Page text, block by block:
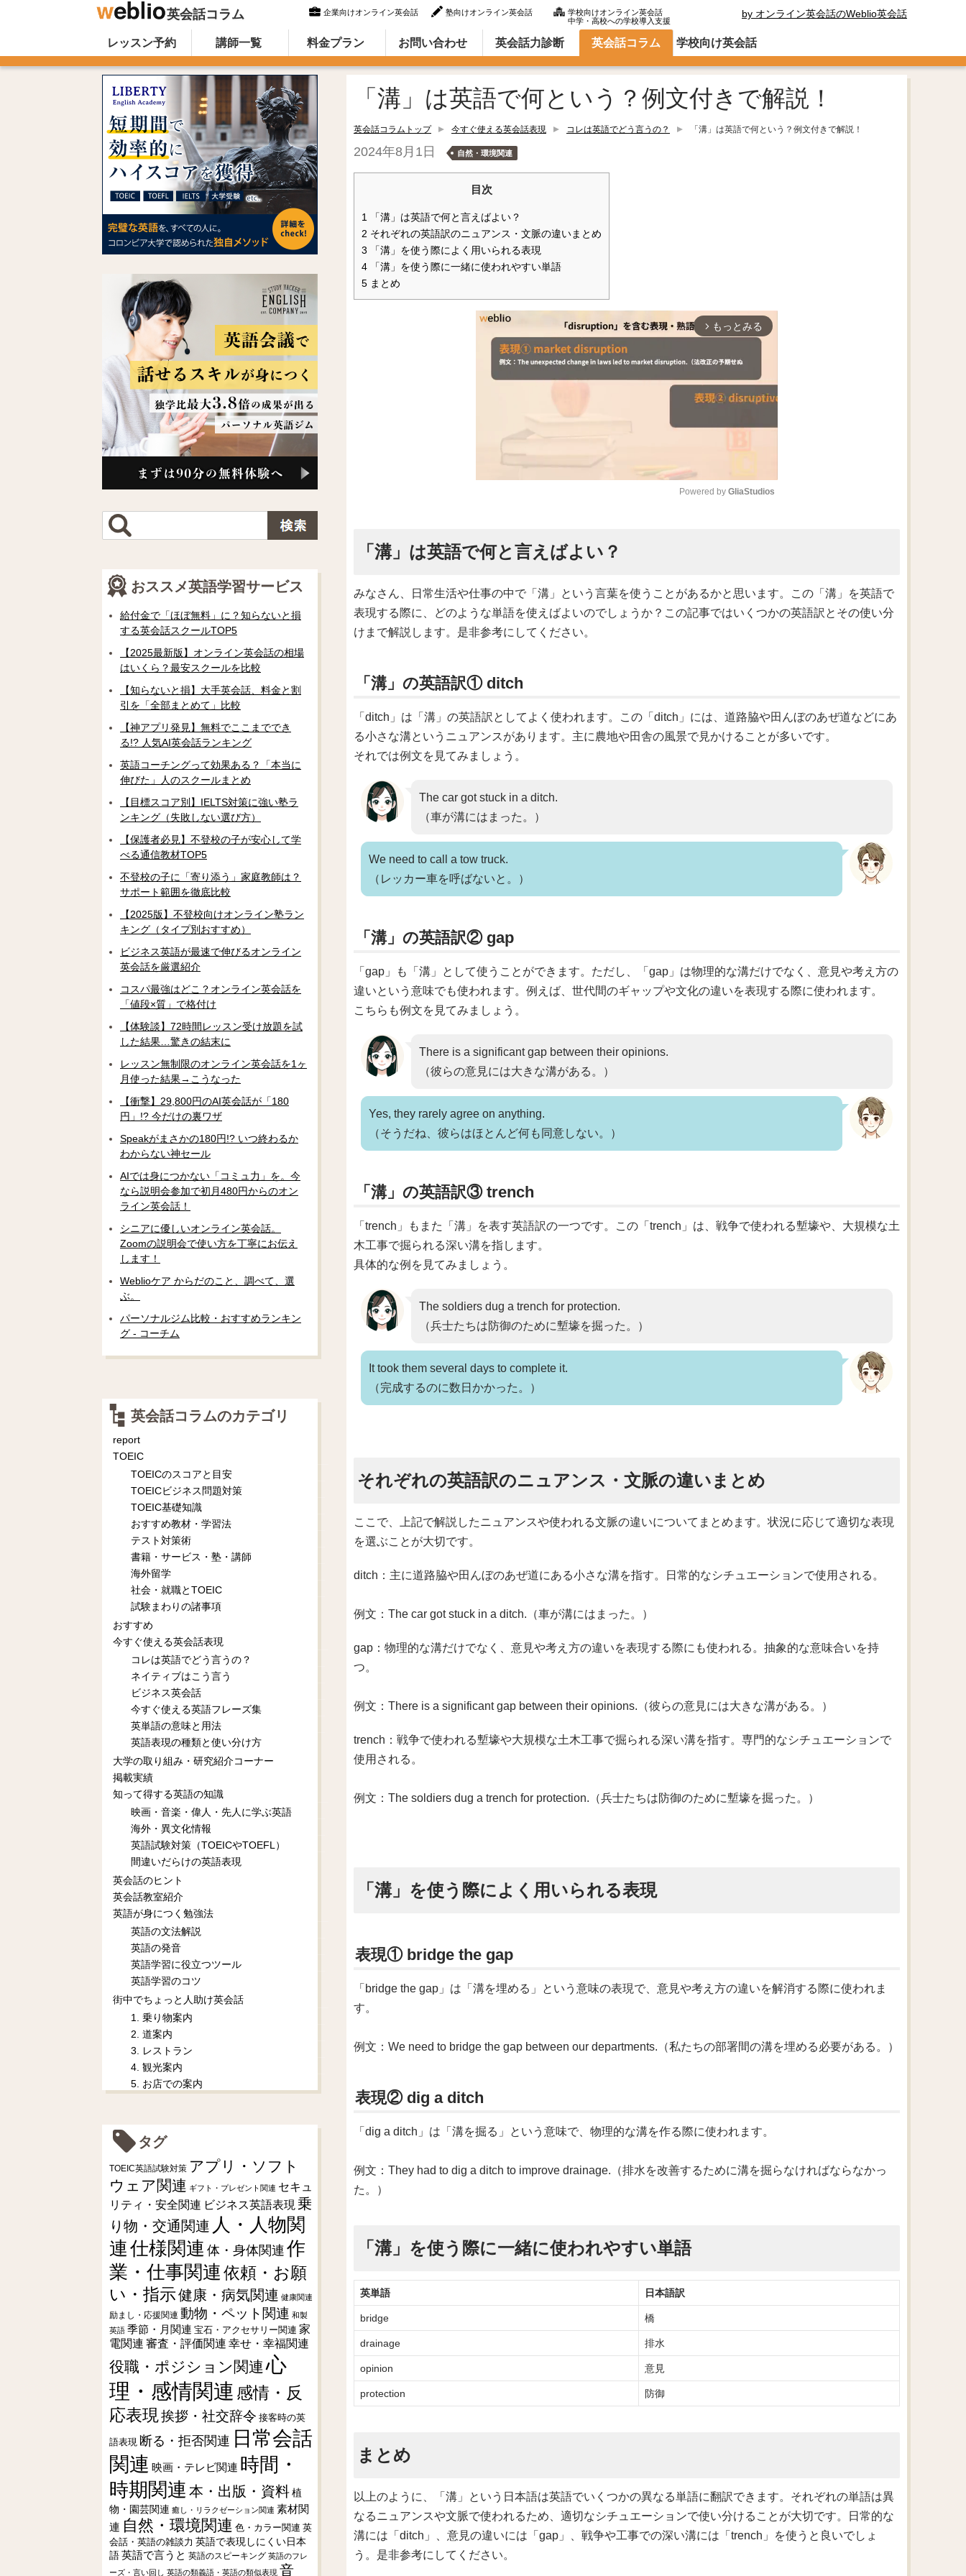
英会話コラム 企業向けオンライン英会話 塾向けオンライン英会話
学校向けオンライン英会話
中学・高校への学校導入支援
by オンライン英会話のWeblio英会話
オンライン英会話のWeblio英会話コラム（英語での言い方・英語表現）
Skip to content
レッスン予約 講師一覧 料金プラン お問い合わせ 英会話力診断 英会話コラム 学校向け英会話
「溝」は英語で何という？例文付きで解説！
英会話コラムトップ 今すぐ使える英会話表現 コレは英語でどう言うの？ 「溝」は英語で何という？例文付きで解説！
2024年8月1日 自然・環境関連
目次
1 「溝」は英語で何と言えばよい？
2 それぞれの英語訳のニュアンス・文脈の違いまとめ
3 「溝」を使う際によく用いられる表現
4 「溝」を使う際に一緒に使われやすい単語
5 まとめ
arrow_forward_ios もっとみる
e
Powered by GliaStudios
「溝」は英語で何と言えばよい？
みなさん、日常生活や仕事の中で「溝」という言葉を使うことがあるかと思います。この「溝」を英語で
表現する際に、どのような単語を使えばよいのでしょうか？この記事ではいくつかの英語訳とその使い分
けまで解説します。是非参考にしてください。
「溝」の英語訳① ditch
「ditch」は「溝」の英語訳としてよく使われます。この「ditch」には、道路脇や田んぼのあぜ道などにあ
る小さな溝というニュアンスがあります。主に農地や田舎の風景で見かけることが多いです。
それでは例文を見てみましょう。
The car got stuck in a ditch.
（車が溝にはまった。）
We need to call a tow truck.
（レッカー車を呼ばないと。）
「溝」の英語訳② gap
「gap」も「溝」として使うことができます。ただし、「gap」は物理的な溝だけでなく、意見や考え方の
違いという意味でも使われます。例えば、世代間のギャップや文化の違いを表現する際に使われます。
こちらも例文を見てみましょう。
There is a significant gap between their opinions.
（彼らの意見には大きな溝がある。）
Yes, they rarely agree on anything.
（そうだね、彼らはほとんど何も同意しない。）
「溝」の英語訳③ trench
「trench」もまた「溝」を表す英語訳の一つです。この「trench」は、戦争で使われる塹壕や、大規模な土
木工事で掘られる深い溝を指します。
具体的な例を見てみましょう。
The soldiers dug a trench for protection.
（兵士たちは防御のために塹壕を掘った。）
It took them several days to complete it.
（完成するのに数日かかった。）
それぞれの英語訳のニュアンス・文脈の違いまとめ
ここで、上記で解説したニュアンスや使われる文脈の違いについてまとめます。状況に応じて適切な表現
を選ぶことが大切です。
ditch：主に道路脇や田んぼのあぜ道にある小さな溝を指す。日常的なシチュエーションで使用される。
例文：The car got stuck in a ditch.（車が溝にはまった。）
gap：物理的な溝だけでなく、意見や考え方の違いを表現する際にも使われる。抽象的な意味合いを持
つ。
例文：There is a significant gap between their opinions.（彼らの意見には大きな溝がある。）
trench：戦争で使われる塹壕や大規模な土木工事で掘られる深い溝を指す。専門的なシチュエーションで
使用される。
例文：The soldiers dug a trench for protection.（兵士たちは防御のために塹壕を掘った。）
「溝」を使う際によく用いられる表現
表現① bridge the gap
「bridge the gap」は「溝を埋める」という意味の表現で、意見や考え方の違いを解消する際に使われま
す。
例文：We need to bridge the gap between our departments.（私たちの部署間の溝を埋める必要がある。）
表現② dig a ditch
「dig a ditch」は「溝を掘る」という意味で、物理的な溝を作る際に使われます。
例文：They had to dig a ditch to improve drainage.（排水を改善するために溝を掘らなければならなかっ
た。）
「溝」を使う際に一緒に使われやすい単語
英単語 日本語訳
bridge 橋
drainage 排水
opinion 意見
protection 防御
まとめ
以上のように、「溝」という日本語は英語でいくつかの異なる単語に翻訳できます。それぞれの単語は異
なるニュアンスや文脈で使われるため、適切なシチュエーションで使い分けることが大切です。日常的な
溝には「ditch」、意見の違いには「gap」、戦争や工事での深い溝には「trench」を使うと良いでしょ
う。是非参考にしてください。
おススメ英語学習サービス
給付金で「ほぼ無料」に？知らないと損
する英会話スクールTOP5
【2025最新版】オンライン英会話の相場
はいくら？最安スクールを比較
【知らないと損】大手英会話、料金と割
引を「全部まとめて」比較
【神アプリ発見】無料でここまででき
る!? 人気AI英会話ランキング
英語コーチングって効果ある？「本当に
伸びた」人のスクールまとめ
【目標スコア別】IELTS対策に強い塾ラ
ンキング（失敗しない選び方）
【保護者必見】不登校の子が安心して学
べる通信教材TOP5
不登校の子に「寄り添う」家庭教師は？
サポート範囲を徹底比較
【2025版】不登校向けオンライン塾ラン
キング（タイプ別おすすめ）
ビジネス英語が最速で伸びるオンライン
英会話を厳選紹介
コスパ最強はどこ？オンライン英会話を
「値段×質」で格付け
【体験談】72時間レッスン受け放題を試
した結果…驚きの結末に
レッスン無制限のオンライン英会話を1ヶ
月使った結果→こうなった
【衝撃】29,800円のAI英会話が「180
円」!? 今だけの裏ワザ
Speakがまさかの180円!? いつ終わるか
わからない神セール
AIでは身につかない「コミュ力」を。今
なら説明会参加で初月480円からのオン
ライン英会話！
シニアに優しいオンライン英会話。
Zoomの説明会で使い方を丁寧にお伝え
します！
Weblioケア からだのこと、調べて、選
ぶ。
パーソナルジム比較・おすすめランキン
グ - コーチム
英会話コラムのカテゴリ
report
TOEIC
TOEICのスコアと目安
TOEICビジネス問題対策
TOEIC基礎知識
おすすめ教材・学習法
テスト対策術
書籍・サービス・塾・講師
海外留学
社会・就職とTOEIC
試験まわりの諸事項
おすすめ
今すぐ使える英会話表現
コレは英語でどう言うの？
ネイティブはこう言う
ビジネス英会話
今すぐ使える英語フレーズ集
英単語の意味と用法
英語表現の種類と使い分け方
大学の取り組み・研究紹介コーナー
掲載実績
知って得する英語の知識
映画・音楽・偉人・先人に学ぶ英語
海外・異文化情報
英語試験対策（TOEICやTOEFL）
間違いだらけの英語表現
英会話のヒント
英会話教室紹介
英語が身につく勉強法
英語の文法解説
英語の発音
英語学習に役立つツール
英語学習のコツ
街中でちょっと人助け英会話
1. 乗り物案内
2. 道案内
3. レストラン
4. 観光案内
5. お店での案内
タグ
TOEIC英語試験対策 アプリ・ソフト
ウェア関連 ギフト・プレゼント関連 セキュ
リティ・安全関連 ビジネス英語表現 乗
り物・交通関連 人・人物関
連仕様関連 体・身体関連 作
業・仕事関連依頼・お願
い・指示健康・病気関連 健康関連
励まし・応援関連 動物・ペット関連 和製
英語 季節・月関連 宝石・アクセサリー関連 家
電関連 審査・評価関連 幸せ・幸福関連
役職・ポジション関連 心
理・感情関連 感情・反
応表現挨拶・社交辞令 接客時の英
語表現 断る・拒否関連 日常会話
関連 映画・テレビ関連 時間・
時期関連 本・出版・資料植
物・園芸関連 癒し・リラクゼーション関連 素材関
連 自然・環境関連 色・カラー関連 英
会話・英語の雑談力 英語で表現しにくい日本
語 英語で言うと 英語のスピーキング 英語のフレ
ーズ・言い回し 英語の類義語・英語の類似表現 音